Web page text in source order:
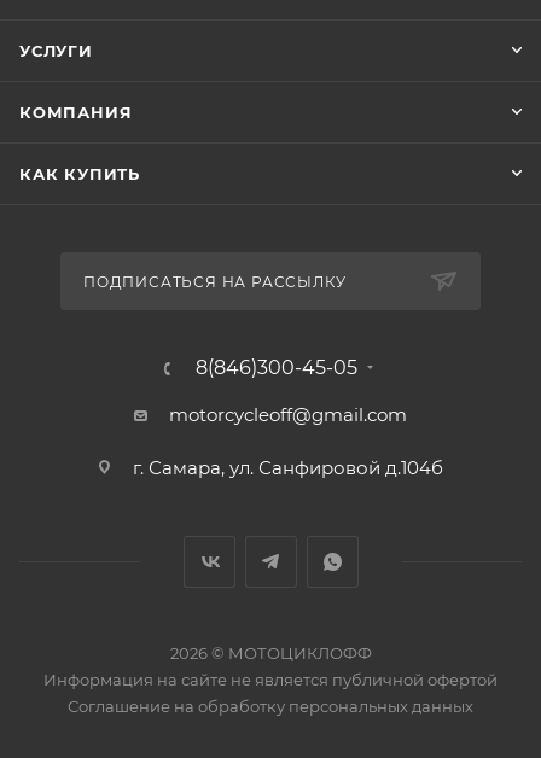
УСЛУГИ
КОМПАНИЯ
КАК КУПИТЬ
ПОДПИСАТЬСЯ НА РАССЫЛКУ
8(846)300-45-05
motorcycleoff@gmail.com
г. Самара, ул. Санфировой д.104б
2026 © МОТОЦИКЛОФФ
Информация на сайте не является публичной офертой
Соглашение на обработку персональных данных